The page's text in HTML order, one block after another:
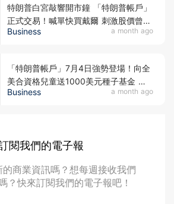
Business a month ago
特朗普白宮敲響開市鐘 「特朗普帳戶」
正式交易！喊單快買戴爾 刺激股價曾升
近一成 放言美股將漲破天際 盤點「特
Business a month ago
「特朗普帳戶」7月4日強勢登場！向全
美合資格兒童送1000美元種子基金 戴
爾加碼250美元資助 SpaceX擬送股
閱我們的電子報
商業資訊嗎？想每週接收我們
？快來訂閱我們的電子報吧！